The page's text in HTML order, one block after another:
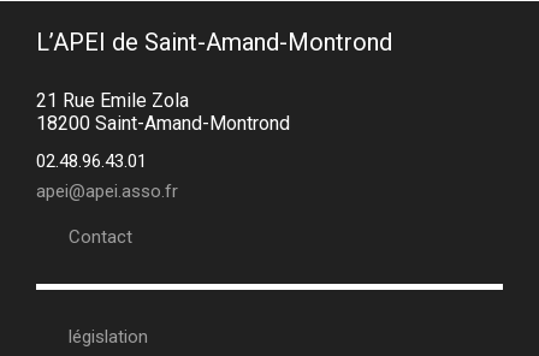
L’APEI de Saint-Amand-Montrond
21 Rue Emile Zola
18200 Saint-Amand-Montrond
02.48.96.43.01
apei@apei.asso.fr
Contact
législation